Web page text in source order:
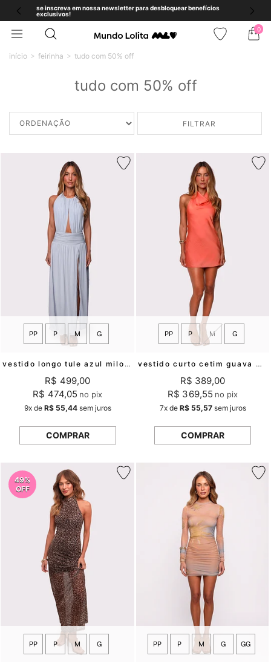
se inscreva em nossa newsletter para desbloquear benefícios
exclusivos!
0
início feirinha tudo com 50% off
tudo com 50% off
FILTRAR
vestido longo tule azul milos mundo lolita
PP P M G
R$ 499,00
R$ 474,05 no pix
9xde R$ 55,44sem juros
COMPRAR
vestido curto cetim guava mundo lolita
PP P M G
R$ 389,00
R$ 369,55 no pix
7xde R$ 55,57sem juros
COMPRAR
49%
OFF
PP P M G PP P M G GG